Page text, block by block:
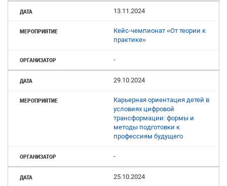
13.11.2024
Кейс-чемпионат «От теории к
практике»
-
29.10.2024
Карьерная ориентация детей в
условиях цифровой
трансформации: формы и
методы подготовки к
профессиям будущего
-
25.10.2024